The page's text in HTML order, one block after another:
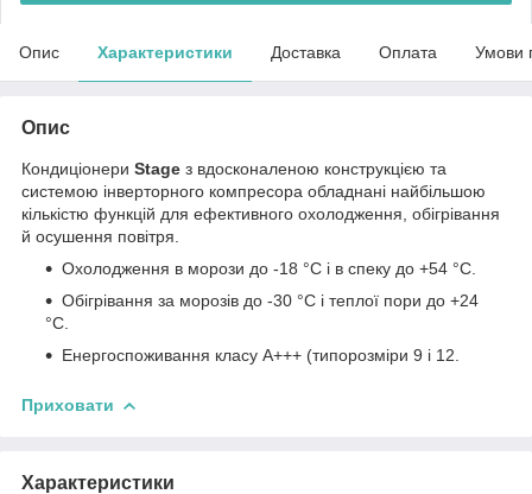
Опис Характеристики Доставка Оплата Умови
Опис
Кондиціонери Stage з вдосконаленою конструкцією та
системою інверторного компресора обладнані найбільшою
кількістю функцій для ефективного охолодження, обігрівання
й осушення повітря.
Охолодження в морози до -18 °C і в спеку до +54 °C.
Обігрівання за морозів до -30 °C і теплої пори до +24
°C.
Енергоспоживання класу А+++ (типорозміри 9 і 12.
Приховати
Характеристики